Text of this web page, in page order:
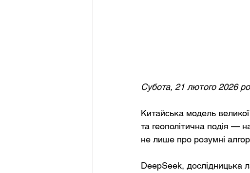
Субота, 21 лютого 2026
Китайська модель
та геополітична подія —
не лише про розумні
DeepSeek, дослідницька